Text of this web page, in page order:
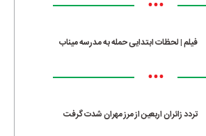
•••
فیلم | لحظات ابتدایی حمله به مدرسه میناب
•••
تردد زائران اربعین از مرز مهران شدت گرفت